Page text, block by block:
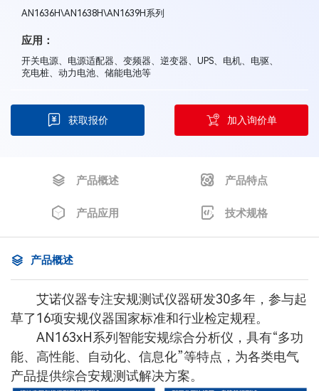
AN1636H\AN1638H\AN1639H系列
应用：
开关电源、电源适配器、变频器、逆变器、UPS、电机、电驱、
充电桩、动力电池、储能电池等
获取报价 加入询价单
产品概述 产品特点
产品应用 技术规格
产品概述
艾诺仪器专注安规测试仪器研发30多年，参与起
草了16项安规仪器国家标准和行业检定规程。
AN163xH系列智能安规综合分析仪，具有“多功
能、高性能、自动化、信息化”等特点，为各类电气
产品提供综合安规测试解决方案。